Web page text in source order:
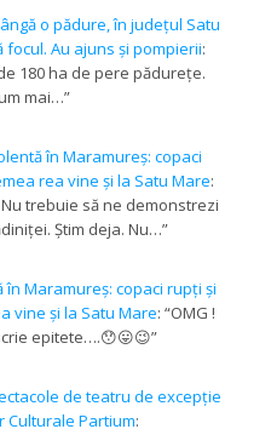
o pădure, în județul Satu
focul. Au ajuns și pompierii:
180 ha de pere pădurețe.
mai…”
în Maramureș: copaci
rea vine și la Satu Mare:
trebuie să ne demonstrezi
Știm deja. Nu…”
în Maramureș: copaci rupți și
vine și la Satu Mare: “OMG !
epitete….😯😛😉”
de teatru de excepție
Culturale Partium: